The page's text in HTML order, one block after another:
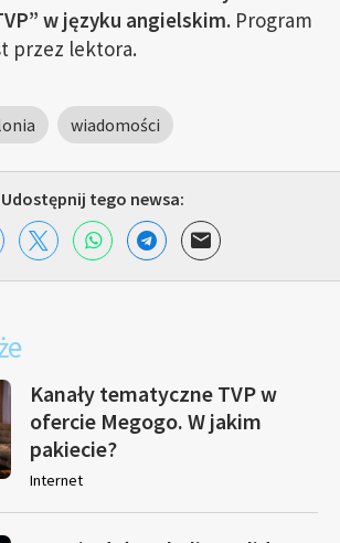
w języku angielskim. Program
przez lektora.
wiadomości
Udostępnij tego newsa:
Kanały tematyczne TVP w
ofercie Megogo. W jakim
pakiecie?
Internet